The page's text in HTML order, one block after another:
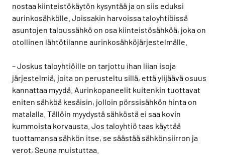
nostaa kiinteistökäytön kysyntää ja on siis eduksi
aurinkosähkölle. Joissakin harvoissa taloyhtiöissä
asuntojen taloussähkö on osa kiinteistösähköä, joka on
otollinen lähtötilanne aurinkosähköjärjestelmälle.
– Joskus taloyhtiöille on tarjottu ihan liian isoja
järjestelmiä, joita on perusteltu sillä, että ylijäävä osuus
kannattaa myydä. Aurinkopaneelit kuitenkin tuottavat
eniten sähköä kesäisin, jolloin pörssisähkön hinta on
matalalla. Tällöin myydystä sähköstä ei saa kovin
kummoista korvausta. Jos taloyhtiö taas käyttää
tuottamansa sähkön itse, se säästää sähkönsiirron ja
verot, Seuna muistuttaa.